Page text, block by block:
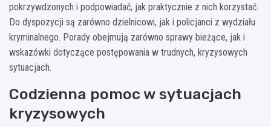
pokrzywdzonych i podpowiadać, jak praktycznie z nich korzystać.
Do dyspozycji są zarówno dzielnicowi, jak i policjanci z wydziału
kryminalnego. Porady obejmują zarówno sprawy bieżące, jak i
wskazówki dotyczące postępowania w trudnych, kryzysowych
sytuacjach.
Codzienna pomoc w sytuacjach
kryzysowych